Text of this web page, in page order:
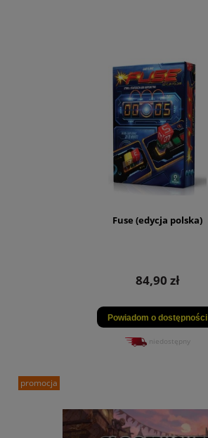
Fuse (edycja polska)
84,90 zł
Powiadom o dostępności
niedostępny
promocja